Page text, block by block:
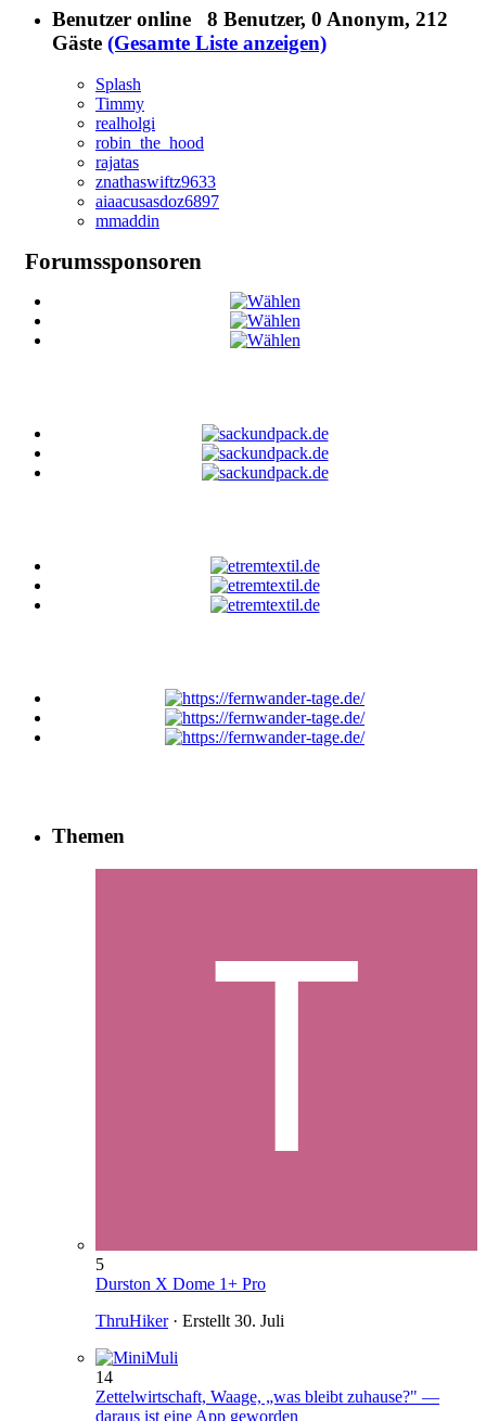
Benutzer online 8 Benutzer, 0 Anonym, 212
Gäste (Gesamte Liste anzeigen)
Splash
Timmy
realholgi
robin_the_hood
rajatas
znathaswiftz9633
aiaacusasdoz6897
mmaddin
Forumssponsoren
Themen
5
Durston X Dome 1+ Pro
ThruHiker· Erstellt 30. Juli
14
Zettelwirtschaft, Waage, „was bleibt zuhause?" —
daraus ist eine App geworden